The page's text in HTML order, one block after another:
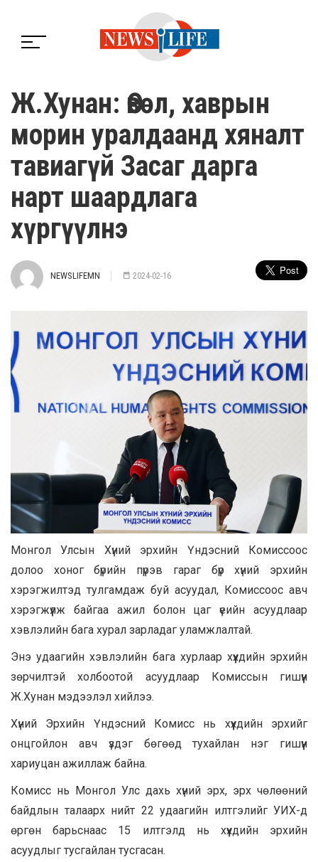
Ж.Хунан: Өвөл, хаврын
морин уралдаанд хяналт
тавиагүй Засаг дарга
нарт шаардлага
хүргүүлнэ
NEWSLIFEMN 2024-02-16
Монгол Улсын Хүний эрхийн Үндэсний Комиссоос
долоо хоног бүрийн пүрэв гараг бүр хүний эрхийн
хэрэгжилтэд тулгамдаж буй асуудал, Комиссоос авч
хэрэгжүүлж байгаа ажил болон цаг үеийн асуудлаар
хэвлэлийн бага хурал зарладаг уламжлалтай.
Энэ удаагийн хэвлэлийн бага хурлаар хүүхдийн эрхийн
зөрчилтэй холбоотой асуудлаар Комиссын гишүүн
Ж.Хунан мэдээлэл хийлээ.
Хүний Эрхийн Үндэсний Комисс нь хүүхдийн эрхийг
онцгойлон авч үздэг бөгөөд тухайлан нэг гишүүн
хариуцан ажиллаж байна.
Комисс нь Монгол Улс дахь хүний эрх, эрх чөлөөний
байдлын талаарх нийт 22 удаагийн илтгэлийг УИХ-д
өргөн барьснаас 15 илтгэлд нь хүүхдийн эрхийн
асуудлыг тусгайлан тусгасан.